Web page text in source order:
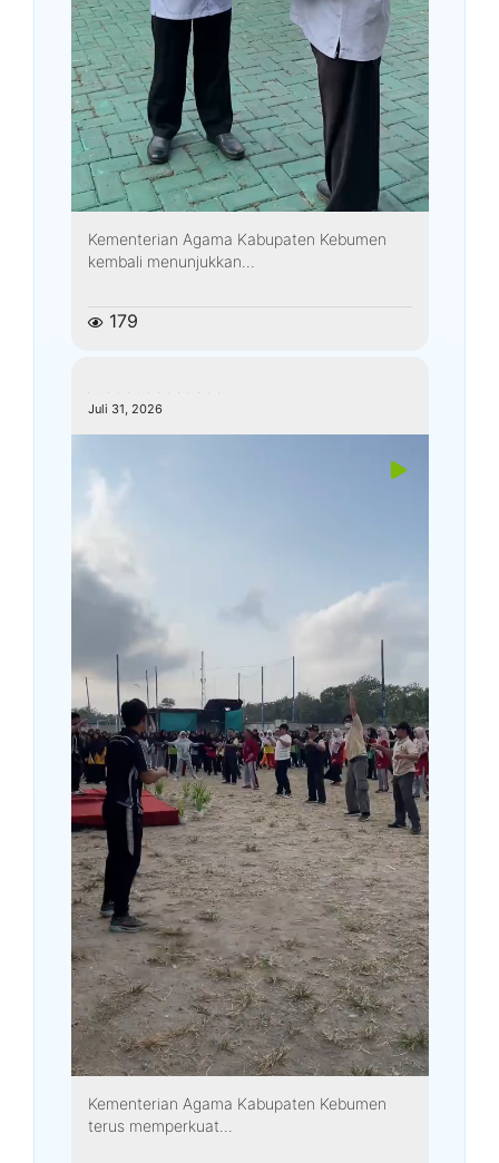
Kementerian Agama Kabupaten Kebumen
kembali menunjukkan...
179
Juli 31, 2026
Kementerian Agama Kabupaten Kebumen
terus memperkuat...